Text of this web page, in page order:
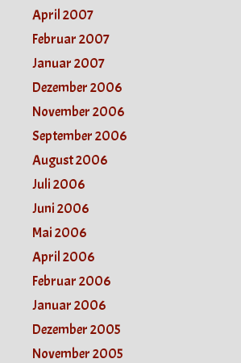
April 2007
Februar 2007
Januar 2007
Dezember 2006
November 2006
September 2006
August 2006
Juli 2006
Juni 2006
Mai 2006
April 2006
Februar 2006
Januar 2006
Dezember 2005
November 2005